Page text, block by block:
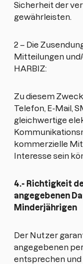
Sicherheit der
gewährleisten.
2 – Die
Mitteilungen
HARBIZ:
Zu diesem
Telefon, E-Mail,
gleichwertige
kommerzielle
Interesse sein
4.- Richtigkeit
angegebenen
Minderjährigen
Der Nutzer
angegebenen
entsprechen und